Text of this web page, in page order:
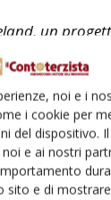
noi e i
i cookie per
del dispositivo.
e ai nostri
sito e di
un